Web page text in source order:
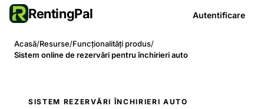
RentingPal Autentificare
Acasă/Resurse/Funcționalități produs/
Sistem online de rezervări pentru închirieri auto
SISTEM REZERVĂRI ÎNCHIRIERI AUTO